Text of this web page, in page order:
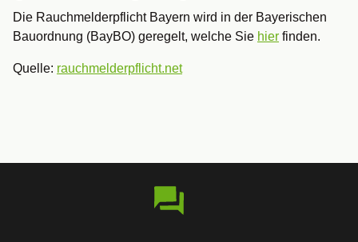
Die Rauchmelderpflicht Bayern wird in der Bayerischen
Bauordnung (BayBO) geregelt, welche Sie hier finden.
Quelle: rauchmelderpflicht.net